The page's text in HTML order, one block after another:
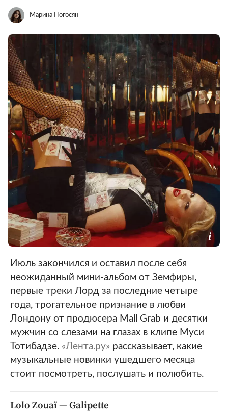
Марина Погосян
Июль закончился и оставил после себя
неожиданный мини-альбом от Земфиры,
первые треки Лорд за последние четыре
года, трогательное признание в любви
Лондону от продюсера Mall Grab и десятки
мужчин со слезами на глазах в клипе Муси
Тотибадзе. «Лента.ру» рассказывает, какие
музыкальные новинки ушедшего месяца
стоит посмотреть, послушать и полюбить.
Lolo Zouaï — Galipette